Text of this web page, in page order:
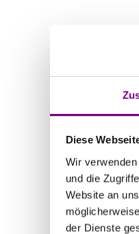
Diese
Wir
und die
Website an
der Dienste